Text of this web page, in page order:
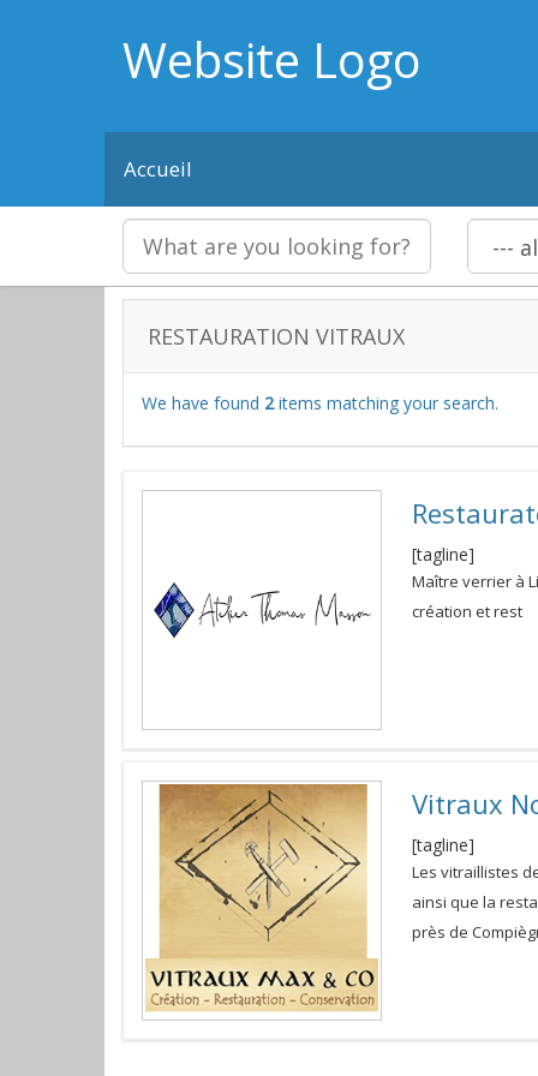
Website Logo
Accueil
RESTAURATION VITRAUX
We have found 2items matching your search.
[tagline]
Maître verrier à
création et rest
Vitraux
[tagline]
Les vitraillistes
ainsi que la
près de